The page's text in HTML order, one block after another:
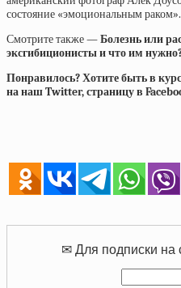
состояние «эмоциональным раком».
Смотрите также —Болезнь или
эксгибиционисты и что им
Понравилось? Хотите быть в
на наш Twitter, страницу в
✉ Для подписки на